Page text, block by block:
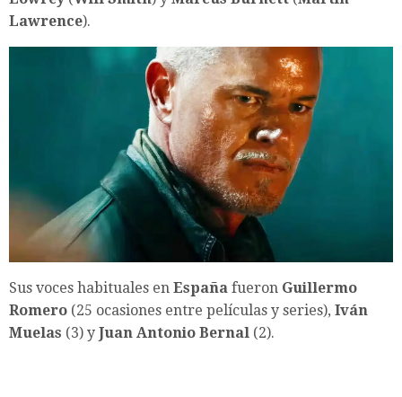
Lawrence).
Sus voces habituales en España fueron Guillermo
Romero (25 ocasiones entre películas y series), Iván
Muelas (3) y Juan Antonio Bernal (2).